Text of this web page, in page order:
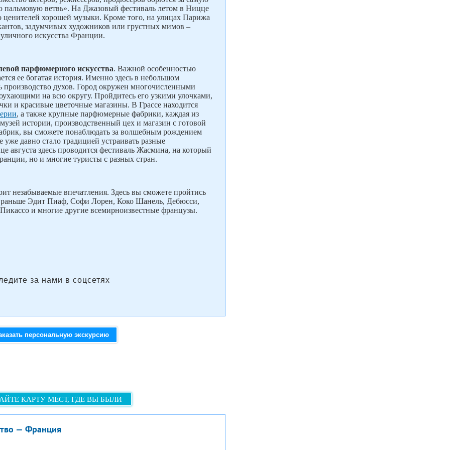
пальмовую ветвь». На Джазовый фестиваль летом в Ницце
ценителей хорошей музыки. Кроме того, на улицах Парижа
задумчивых художников или грустных мимов –
искусства Франции.
парфюмерного искусства. Важной особенностью
ее богатая история. Именно здесь в небольшом
производство духов. Город окружен многочисленными
на всю округу. Пройдитесь его узкими улочками,
и красивые цветочные магазины. В Грассе находится
, а также крупные парфюмерные фабрики, каждая из
истории, производственный цех и магазин с готовой
вы сможете понаблюдать за волшебным рождением
уже давно стало традицией устраивать разные
августа здесь проводится фестиваль Жасмина, на который
но и многие туристы с разных стран.
незабываемые впечатления. Здесь вы сможете пройтись
раньше Эдит Пиаф, Софи Лорен, Коко Шанель, Дебюсси,
и многие другие всемирноизвестные французы.
за нами в соцсетях
персональную экскурсию
КАРТУ МЕСТ, ГДЕ ВЫ БЫЛИ
— Франция